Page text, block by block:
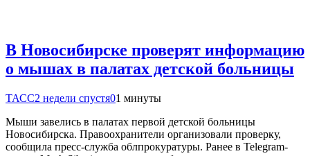
В Новосибирске проверят информацию
о мышах в палатах детской больницы
ТАСС2 недели спустя01 минуты
Мыши завелись в палатах первой детской больницы
Новосибирска. Правоохранители организовали проверку,
сообщила пресс-служба облпрокуратуры. Ранее в Telegram-